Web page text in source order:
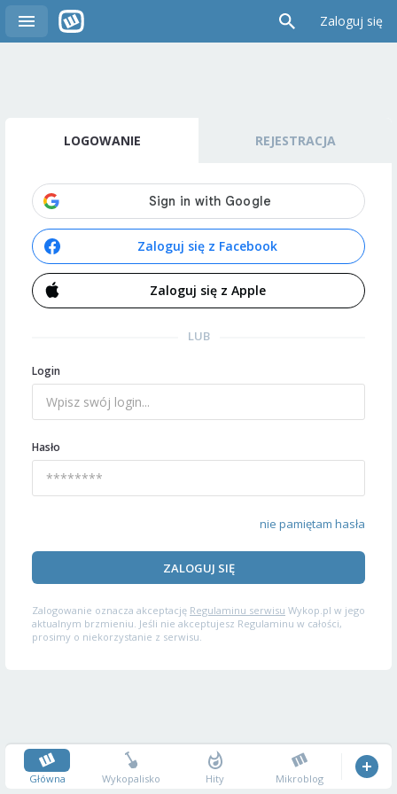
Zaloguj się
LOGOWANIE REJESTRACJA
Zaloguj się z Facebook
Zaloguj się z Apple
LUB
Login
Hasło
nie pamiętam hasła
ZALOGUJ SIĘ
Zalogowanie oznacza akceptację Regulaminu serwisu Wykop.pl w jego
aktualnym brzmieniu. Jeśli nie akceptujesz Regulaminu w całości,
prosimy o niekorzystanie z serwisu.
Główna Wykopalisko Hity Mikroblog